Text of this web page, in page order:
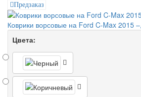
Предзаказ
Коврики ворсовые на Ford C-Max 2015
Цвета: